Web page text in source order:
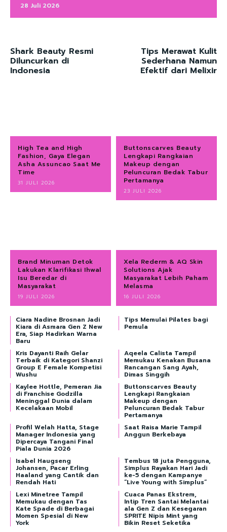
28 Juli 2026
Shark Beauty Resmi
Diluncurkan di
Indonesia
Tips Merawat Kulit
Sederhana Namun
Efektif dari Melixir
High Tea and High
Fashion, Gaya Elegan
Asha Assuncao Saat Me
Time
31 JULI 2026
Buttonscarves Beauty
Lengkapi Rangkaian
Makeup dengan
Peluncuran Bedak Tabur
Pertamanya
23 JULI 2026
Brand Minuman Detok
Lakukan Klarifikasi Ihwal
Isu Beredar di
Masyarakat
19 JULI 2026
Xela Rederm & AQ Skin
Solutions Ajak
Masyarakat Lebih Paham
Melasma
16 JULI 2026
Ciara Nadine Brosnan Jadi
Kiara di Asmara Gen Z New
Era, Siap Hadirkan Warna
Baru
Tips Memulai Pilates bagi
Pemula
Kris Dayanti Raih Gelar
Terbaik di Kategori Shanzi
Group E Female Kompetisi
Wushu
Aqeela Calista Tampil
Memukau Kenakan Busana
Rancangan Sang Ayah,
Dimas Singgih
Kaylee Hottle, Pemeran Jia
di Franchise Godzilla
Meninggal Dunia dalam
Kecelakaan Mobil
Buttonscarves Beauty
Lengkapi Rangkaian
Makeup dengan
Peluncuran Bedak Tabur
Pertamanya
Profil Welah Hatta, Stage
Manager Indonesia yang
Dipercaya Tangani Final
Piala Dunia 2026
Saat Raisa Marie Tampil
Anggun Berkebaya
Isabel Haugseng
Johansen, Pacar Erling
Haaland yang Cantik dan
Rendah Hati
Tembus 18 juta Pengguna,
Simplus Rayakan Hari Jadi
ke-5 dengan Kampanye
“Live Young with Simplus”
Lexi Minetree Tampil
Memukau dengan Tas
Kate Spade di Berbagai
Momen Spesial di New
York
Cuaca Panas Ekstrem,
Intip Tren Santai Melantai
ala Gen Z dan Kesegaran
SPRITE Nipis Mint yang
Bikin Reset Seketika